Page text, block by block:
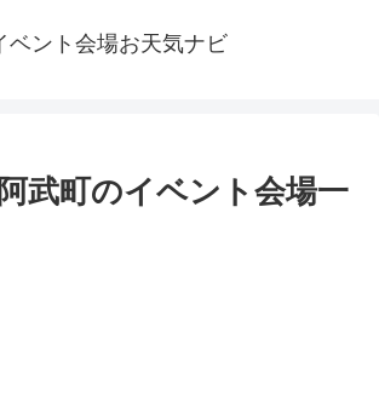
ベント会場お天気ナビ
武町のイベント会場一